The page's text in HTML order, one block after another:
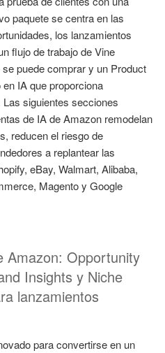
paquete se centra en las
los lanzamientos
flujo de trabajo de Vine
puede comprar y un Product
IA que proporciona
siguientes secciones
de IA de Amazon remodelan
reducen el riesgo de
a replantear las
eBay, Walmart, Alibaba,
Magento y Google
Amazon: Opportunity
Insights y Niche
lanzamientos
para convertirse en un